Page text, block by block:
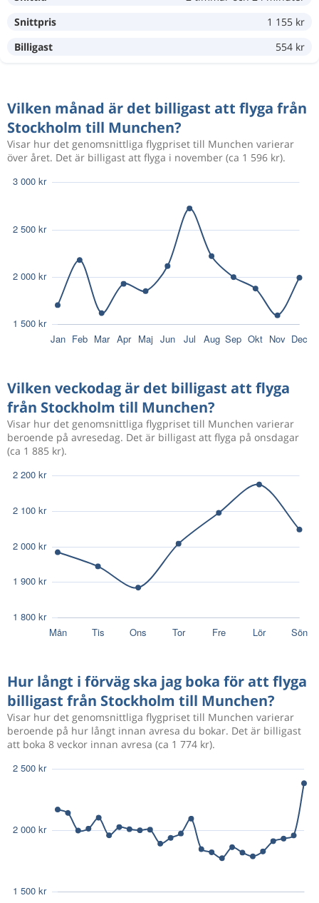
1 108 kr
Aug 24 StockholmMunchen
Aug 23 StockholmMunchen 1 143 kr
Aug 19 StockholmMemmingen
StockholmMemmingen 1 643 kr
Stockholm Memmingen
Sep 24 StockholmMemmingen
Sep 27 MemmingenStockholm
1 514 kr
Sep 25 StockholmMemmingen 1 424 kr
Aug 13 StockholmMemmingen 978 kr
Aug 12 StockholmMemmingen
Snittpris
1 155 kr
Billigast
554 kr
Vilken månad är det billigast att flyga från
Stockholm till Munchen?
Visar hur det genomsnittliga flygpriset till Munchen varierar
över året. Det är billigast att flyga i november (ca 1 596 kr).
Vilken veckodag är det billigast att flyga
från Stockholm till Munchen?
Visar hur det genomsnittliga flygpriset till Munchen varierar
beroende på avresedag. Det är billigast att flyga på onsdagar
(ca 1 885 kr).
Hur långt i förväg ska jag boka för att flyga
billigast från Stockholm till Munchen?
Visar hur det genomsnittliga flygpriset till Munchen varierar
beroende på hur långt innan avresa du bokar. Det är billigast
att boka 8 veckor innan avresa (ca 1 774 kr).